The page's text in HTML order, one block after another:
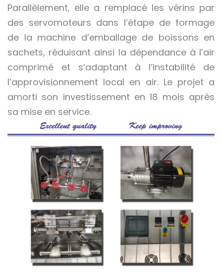
Parallèlement, elle a remplacé les vérins par
des servomoteurs dans l’étape de formage
de la machine d’emballage de boissons en
sachets, réduisant ainsi la dépendance à l’air
comprimé et s’adaptant à l’instabilité de
l’approvisionnement local en air. Le projet a
amorti son investissement en 18 mois après
sa mise en service.